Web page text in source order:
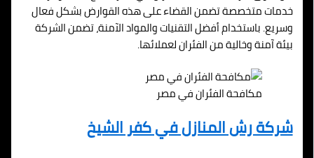
خدمات متخصصة تضمن القضاء على هذه القوارض بشكل فعال
وسريع. باستخدام أفضل التقنيات والمواد الآمنة، تضمن الشركة
بيئة آمنة وخالية من الفئران لعملائها.
مكافحة الفئران في مصر
شركة رش المنازل في كفر الشيخ